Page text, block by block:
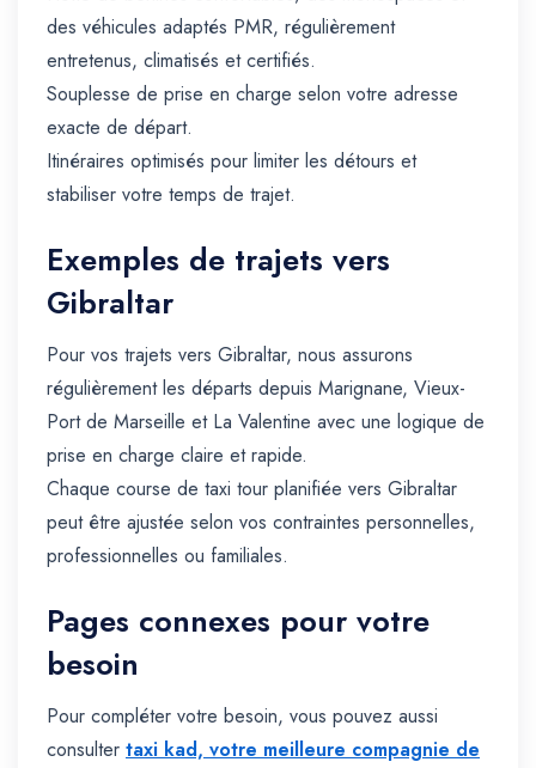
des véhicules adaptés PMR, régulièrement
entretenus, climatisés et certifiés.
Souplesse de prise en charge selon votre adresse
exacte de départ.
Itinéraires optimisés pour limiter les détours et
stabiliser votre temps de trajet.
Exemples de trajets vers
Gibraltar
Pour vos trajets vers Gibraltar, nous assurons
régulièrement les départs depuis Marignane, Vieux-
Port de Marseille et La Valentine avec une logique de
prise en charge claire et rapide.
Chaque course de taxi tour planifiée vers Gibraltar
peut être ajustée selon vos contraintes personnelles,
professionnelles ou familiales.
Pages connexes pour votre
besoin
Pour compléter votre besoin, vous pouvez aussi
consulter taxi kad, votre meilleure compagnie de